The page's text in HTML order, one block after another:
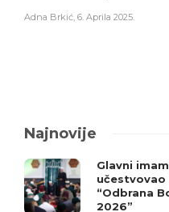
Adna Brkić, 6. Aprila 2025.
Najnovije
Glavni
“Odbrana
2026”